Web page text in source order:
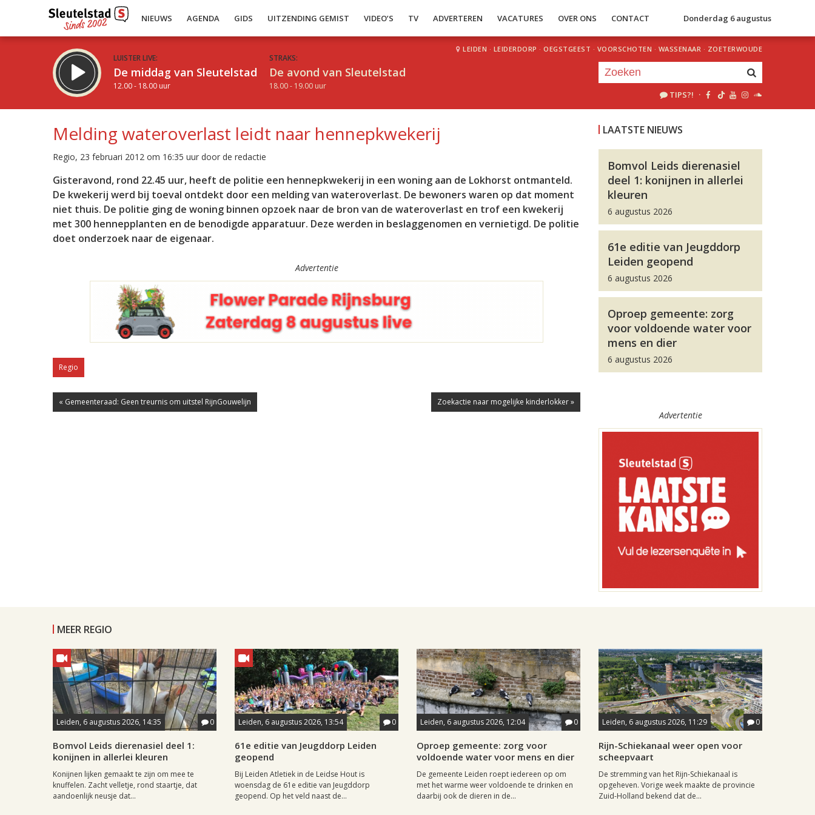
NIEUWS AGENDA GIDS UITZENDING GEMIST VIDEO’S TV ADVERTEREN VACATURES OVER ONS CONTACT Donderdag 6 augustus
LUISTER LIVE:
De middag van Sleutelstad
12.00 - 18.00 uur
STRAKS:
De avond van Sleutelstad
18.00 - 19.00 uur
LEIDEN · LEIDERDORP · OEGSTGEEST · VOORSCHOTEN · WASSENAAR · ZOETERWOUDE
TIPS?! ·
Inklappen
Melding wateroverlast leidt naar hennepkwekerij
Regio, 23 februari 2012 om 16:35 uur door de redactie
Gisteravond, rond 22.45 uur, heeft de politie een hennepkwekerij in een woning aan de Lokhorst ontmanteld.
De kwekerij werd bij toeval ontdekt door een melding van wateroverlast. De bewoners waren op dat moment
niet thuis. De politie ging de woning binnen opzoek naar de bron van de wateroverlast en trof een kwekerij
met 300 hennepplanten en de benodigde apparatuur. Deze werden in beslaggenomen en vernietigd. De politie
doet onderzoek naar de eigenaar.
Advertentie
Regio
« Gemeenteraad: Geen treurnis om uitstel RijnGouwelijn Zoekactie naar mogelijke kinderlokker »
LAATSTE NIEUWS
Bomvol Leids dierenasiel
deel 1: konijnen in allerlei
kleuren
6 augustus 2026
61e editie van Jeugddorp
Leiden geopend
6 augustus 2026
Oproep gemeente: zorg
voor voldoende water voor
mens en dier
6 augustus 2026
Advertentie
MEER REGIO
Leiden, 6 augustus 2026, 14:35 0
Bomvol Leids dierenasiel deel 1:
konijnen in allerlei kleuren
Konijnen lijken gemaakt te zijn om mee te
knuffelen. Zacht velletje, rond staartje, dat
aandoenlijk neusje dat...
Leiden, 6 augustus 2026, 13:54 0
61e editie van Jeugddorp Leiden
geopend
Bij Leiden Atletiek in de Leidse Hout is
woensdag de 61e editie van Jeugddorp
geopend. Op het veld naast de...
Leiden, 6 augustus 2026, 12:04 0
Oproep gemeente: zorg voor
voldoende water voor mens en dier
De gemeente Leiden roept iedereen op om
met het warme weer voldoende te drinken en
daarbij ook de dieren in de...
Leiden, 6 augustus 2026, 11:29 0
Rijn-Schiekanaal weer open voor
scheepvaart
De stremming van het Rijn-Schiekanaal is
opgeheven. Vorige week maakte de provincie
Zuid-Holland bekend dat de...